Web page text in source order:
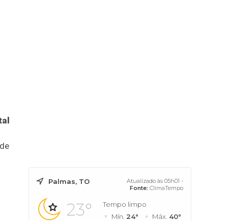
Palmas, TO
Atualizado às 05h01 -
Fonte: ClimaTempo
23°
Tempo limpo
Mín. 24° Máx. 40°